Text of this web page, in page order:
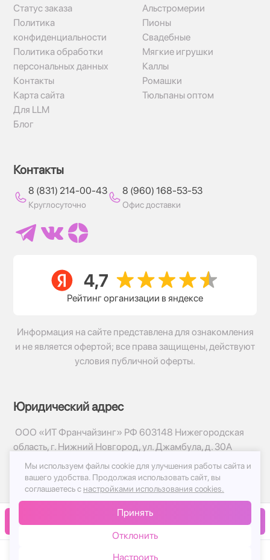
В корзину
Статус заказа
Политика
конфиденциальности
Политика обработки
персональных данных
Контакты
Карта сайта
Для LLM
Блог
Альстромерии
Пионы
Свадебные
Мягкие игрушки
Каллы
Ромашки
Тюльпаны оптом
Контакты
8 (831) 214-00-43
Круглосуточно
8 (960) 168-53-53
Офис доставки
Рейтинг организации в яндексе
Информация на сайте представлена для ознакомления
и не является офертой; все права защищены, действуют
условия публичной оферты.
Юридический адрес
ООО «ИТ Франчайзинг» РФ 603148 Нижегородская
область, г. Нижний Новгород, ул. Джамбула, д. 30А
© 2017-2026г, База Цветов 24.ру
Политика конфиденциальности
Публичная оферта
Мы используем файлы cookie для улучшения работы сайта и
вашего удобства. Продолжая использовать сайт, вы
соглашаетесь с настройками использования cookies.
Принять
Отклонить
Настроить